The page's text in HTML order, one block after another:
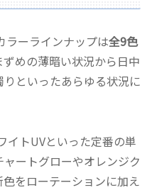
ラーラインナップは全9色
ずめの薄暗い状況から日中
といったあらゆる状況に
イトUVといった定番の単
ートグローやオレンジク
をローテーションに加え